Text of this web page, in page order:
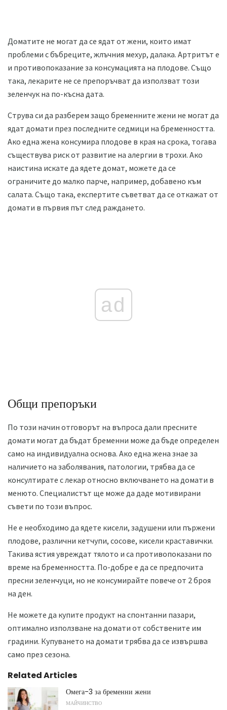
Доматите не могат да се ядат от жени, които имат
проблеми с бъбреците, жлъчния мехур, далака. Артритът е
и противопоказание за консумацията на плодове. Също
така, лекарите не се препоръчват да използват този
зеленчук на по-късна дата.
Струва си да разберем защо бременните жени не могат да
ядат домати през последните седмици на бременността.
Ако една жена консумира плодове в края на срока, тогава
съществува риск от развитие на алергии в трохи. Ако
наистина искате да ядете домат, можете да се
ограничите до малко парче, например, добавено към
салата. Също така, експертите съветват да се откажат от
домати в първия път след раждането.
ad
Общи препоръки
По този начин отговорът на въпроса дали пресните
домати могат да бъдат бременни може да бъде определен
само на индивидуална основа. Ако една жена знае за
наличието на заболявания, патологии, трябва да се
консултирате с лекар относно включването на домати в
менюто. Специалистът ще може да даде мотивирани
съвети по този въпрос.
Не е необходимо да ядете кисели, задушени или пържени
плодове, различни кетчупи, сосове, кисели краставички.
Такива ястия увреждат тялото и са противопоказани по
време на бременността. По-добре е да се предпочита
пресни зеленчуци, но не консумирайте повече от 2 броя
на ден.
Не можете да купите продукт на спонтанни пазари,
оптимално използване на домати от собствените им
градини. Купуването на домати трябва да се извършва
само през сезона.
Related Articles
Омега-3 за бременни жени
МАЙЧИНСТВО